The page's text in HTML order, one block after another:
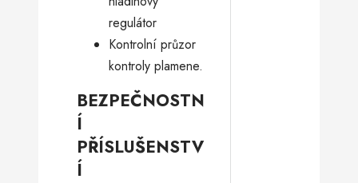
regulátor
Kontrolní průzor
kontroly plamene.
BEZPEČNOSTN
Í
PŘÍSLUŠENSTV
Í